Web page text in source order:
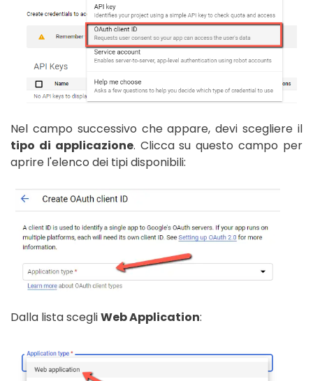
Nel campo successivo che appare, devi scegliere il
tipo di applicazione. Clicca su questo campo per
aprire l'elenco dei tipi disponibili:
Dalla lista scegliWeb Application: